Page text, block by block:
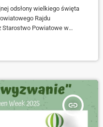
odsłony wielkiego święta
Rajdu
Starostwo Powiatowe w
rekreacyjnym wydarzeniu o
insert_link